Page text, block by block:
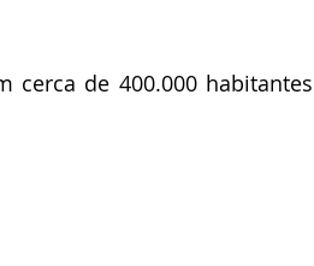
cerca de 400.000 habitantes